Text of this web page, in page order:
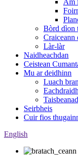
Am
Bòrd dìon
Craiceann
Làr-làr
Naidheachdan
Ceistean
Mu ar deidhinn
Luach
Eachdraidh
Seirbheis
Cuir fios
English